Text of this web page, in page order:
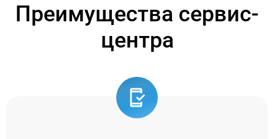
Преимущества сервис-
центра